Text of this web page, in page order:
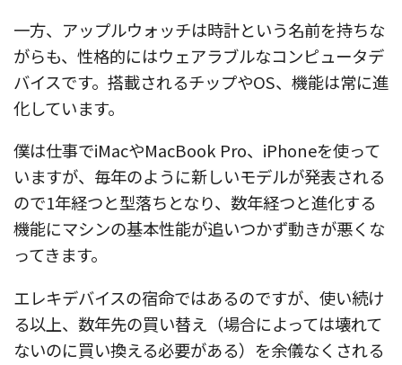
一方、アップルウォッチは時計という名前を持ちな
がらも、性格的にはウェアラブルなコンピュータデ
バイスです。搭載されるチップやOS、機能は常に進
化しています。
僕は仕事でiMacやMacBook Pro、iPhoneを使って
いますが、毎年のように新しいモデルが発表される
ので1年経つと型落ちとなり、数年経つと進化する
機能にマシンの基本性能が追いつかず動きが悪くな
ってきます。
エレキデバイスの宿命ではあるのですが、使い続け
る以上、数年先の買い替え（場合によっては壊れて
ないのに買い換える必要がある）を余儀なくされる